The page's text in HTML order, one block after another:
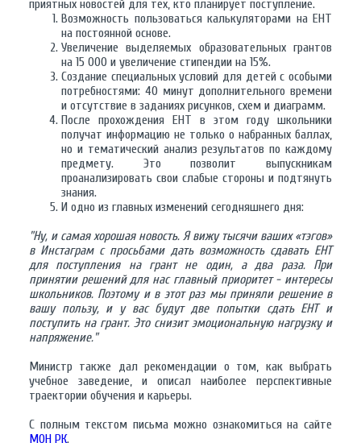
приятных новостей для тех, кто планирует поступление.
Возможность пользоваться калькуляторами на ЕНТ
на постоянной основе.
Увеличение выделяемых образовательных грантов
на 15 000 и увеличение стипендии на 15%.
Создание специальных условий для детей с особыми
потребностями: 40 минут дополнительного времени
и отсутствие в заданиях рисунков, схем и диаграмм.
После прохождения ЕНТ в этом году школьники
получат информацию не только о набранных баллах,
но и тематический анализ результатов по каждому
предмету. Это позволит выпускникам
проанализировать свои слабые стороны и подтянуть
знания.
И одно из главных изменений сегодняшнего дня:
"Ну, и самая хорошая новость. Я вижу тысячи ваших «тэгов»
в Инстаграм с просьбами дать возможность сдавать ЕНТ
для поступления на грант не один, а два раза. При
принятии решений для нас главный приоритет - интересы
школьников. Поэтому и в этот раз мы приняли решение в
вашу пользу, и у вас будут две попытки сдать ЕНТ и
поступить на грант. Это снизит эмоциональную нагрузку и
напряжение."
Министр также дал рекомендации о том, как выбрать
учебное заведение, и описал наиболее перспективные
траектории обучения и карьеры.
С полным текстом письма можно ознакомиться на сайте
МОН РК.